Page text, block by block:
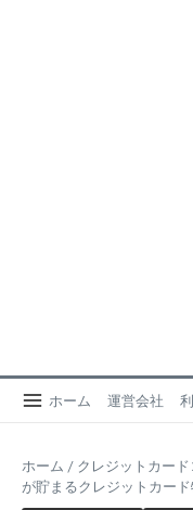
ホーム 運営会社
ホーム / クレジットカード
が貯まるクレジットカー